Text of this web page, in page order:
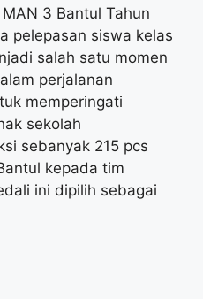
3 Bantul Tahun
pelepasan siswa kelas
salah satu momen
perjalanan
memperingati
sekolah
sebanyak 215 pcs
kepada tim
ini dipilih sebagai